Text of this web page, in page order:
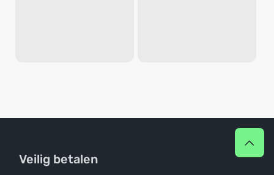
Veilig betalen